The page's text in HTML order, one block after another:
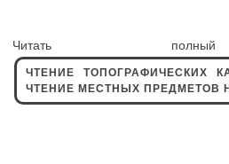
Читать
ЧТЕНИЕ ТОПОГРАФИЧЕСКИХ
ЧТЕНИЕ МЕСТНЫХ ПРЕДМЕТОВ